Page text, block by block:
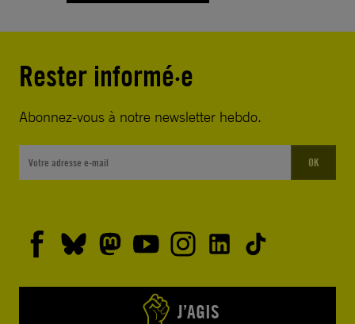
Rester informé·e
Abonnez-vous à notre newsletter hebdo.
OK
J’AGIS